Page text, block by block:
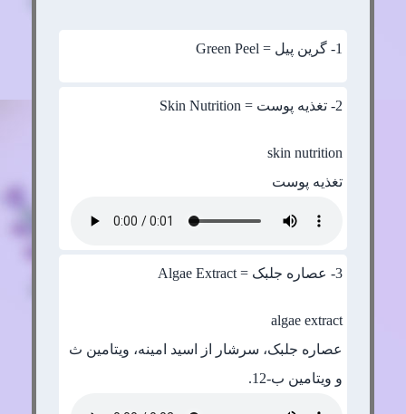
1- گرین پیل = Green Peel
2- تغذیه پوست = Skin Nutrition
skin nutrition
تغذیه پوست
3- عصاره جلبک = Algae Extract
algae extract
عصاره جلبک، سرشار از اسید امینه، ویتامین ث
و ویتامین ب-12.